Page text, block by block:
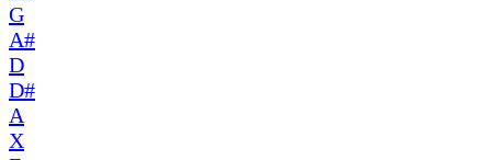
G
A#
D
D#
A
X